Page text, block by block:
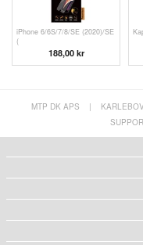
iPhone 6/6S/7/8/SE (2020)/SE
(
188,00 kr
MTP DK APS |